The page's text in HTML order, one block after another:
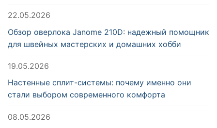
22.05.2026
Обзор оверлока Janome 210D: надежный помощник
для швейных мастерских и домашних хобби
19.05.2026
Настенные сплит-системы: почему именно они
стали выбором современного комфорта
08.05.2026